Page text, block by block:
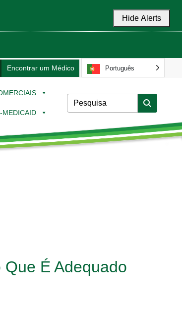
Hide Alerts
Encontrar um Médico Português
MEDICAID
É Adequado